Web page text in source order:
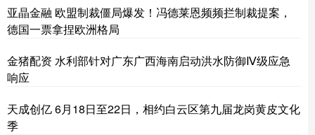
亚晶金融 欧盟制裁僵局爆发！冯德莱恩频频拦制裁提案，
德国一票拿捏欧洲格局
金猪配资 水利部针对广东广西海南启动洪水防御Ⅳ级应急
响应
天成创亿 6月18日至22日，相约白云区第九届龙岗黄皮文化
季